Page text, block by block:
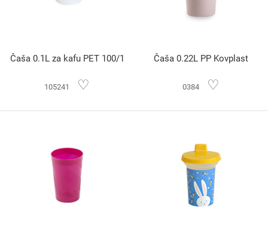
Čaša 0.1L za kafu PET 100/1
105241 ♡
Čaša 0.22L PP Kovplast
0384 ♡